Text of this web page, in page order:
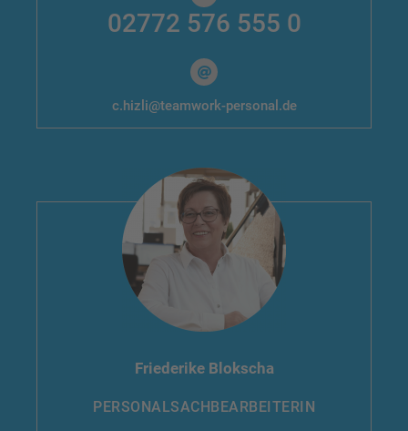
02772 576 555 0
c.hizli@teamwork-personal.de
Friederike Blokscha
PERSONAL­SACHBEARBEITERIN